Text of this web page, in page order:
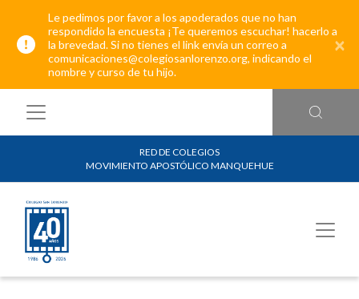
Le pedimos por favor a los apoderados que no han
respondido la encuesta ¡Te queremos escuchar! hacerlo a
la brevedad. Si no tienes el link envía un correo a
comunicaciones@colegiosanlorenzo.org, indicando el
nombre y curso de tu hijo.
×
RED DE COLEGIOS
MOVIMIENTO APOSTÓLICO MANQUEHUE